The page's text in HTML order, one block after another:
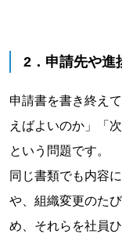
2．申請先や進
申請書を書き終え
えばよいのか」「
という問題です。
同じ書類でも内容
や、組織変更のた
め、それらを社員